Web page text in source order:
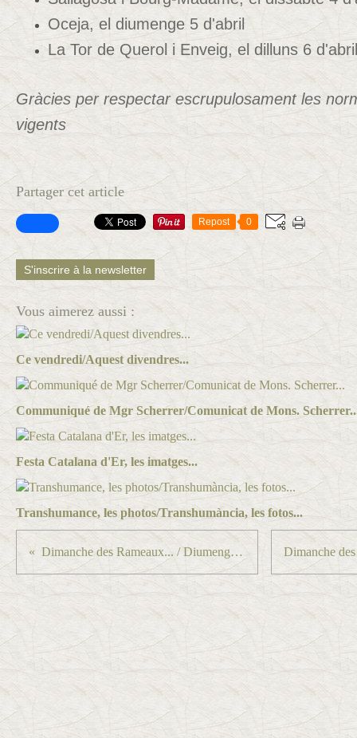
Oceja, el diumenge 5 d'abril
La Tor de Querol i Enveig, el dilluns 6
Gràcies per respectar escrupulosament les
vigents
Partager cet article
Repost 0
S'inscrire à la newsletter
Vous aimerez aussi :
Ce vendredi/Aquest divendres...
Communiqué de Mgr Scherrer/Comunicat de Mons.
Festa Catalana d'Er, les imatges...
Transhumance, les photos/Transhumància, les fotos...
Dimanche des Rameaux... / Diumenge de Rams...